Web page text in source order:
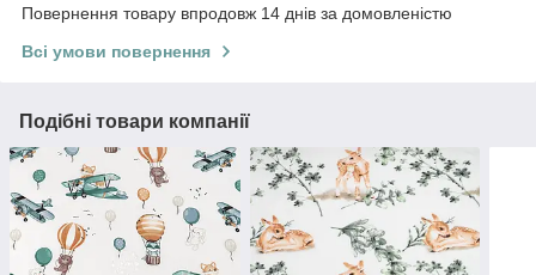
Повернення товару впродовж 14 днів за домовленістю
Всі умови повернення
Подібні товари компанії